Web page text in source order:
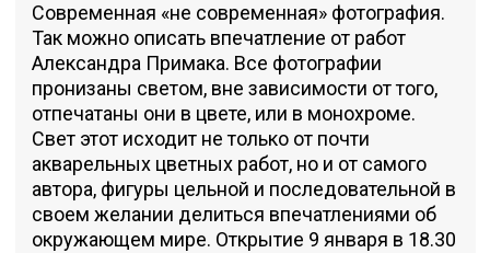
Современная «не современная» фотография.
Так можно описать впечатление от работ
Александра Примака. Все фотографии
пронизаны светом, вне зависимости от того,
отпечатаны они в цвете, или в монохроме.
Свет этот исходит не только от почти
акварельных цветных работ, но и от самого
автора, фигуры цельной и последовательной в
своем желании делиться впечатлениями об
окружающем мире. Открытие 9 января в 18.30